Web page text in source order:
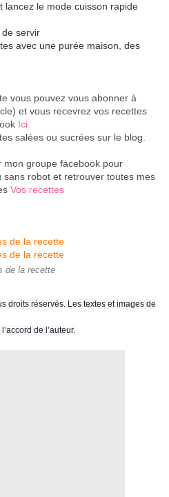
lancez le mode cuisson rapide
servir
avec une purée maison, des
vous pouvez vous abonner à
et vous recevrez vos recettes
Ici
salées ou sucrées sur le blog.
mon groupe facebook pour
robot et retrouver toutes mes
Vos recettes
de la recette
droits réservés. Les textes et images de
de l’auteur.